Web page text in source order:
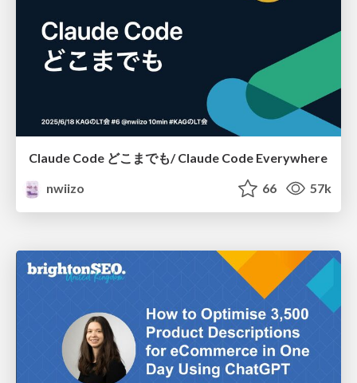
Claude Code どこまでも/ Claude Code Everywhere
nwiizo
66 57k